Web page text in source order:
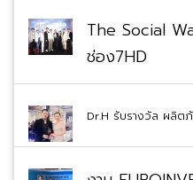
The Social
ช่อง7HD
Dr.H รับรางวัล ผลิต